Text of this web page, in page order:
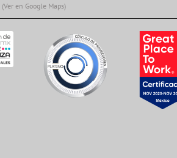
(Ver en Google Maps)